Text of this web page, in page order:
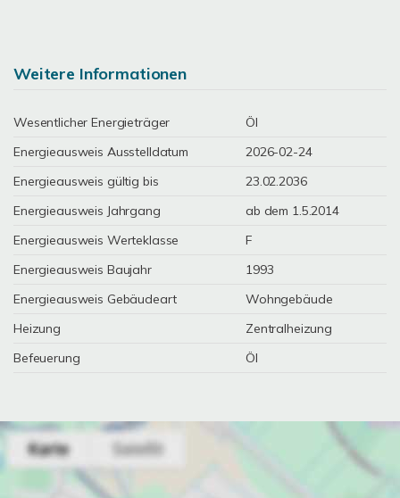
Weitere Informationen
Wesentlicher Energieträger
Öl
Energieausweis Ausstelldatum
2026-02-24
Energieausweis gültig bis
23.02.2036
Energieausweis Jahrgang
ab dem 1.5.2014
Energieausweis Werteklasse
F
Energieausweis Baujahr
1993
Energieausweis Gebäudeart
Wohngebäude
Heizung
Zentralheizung
Befeuerung
Öl